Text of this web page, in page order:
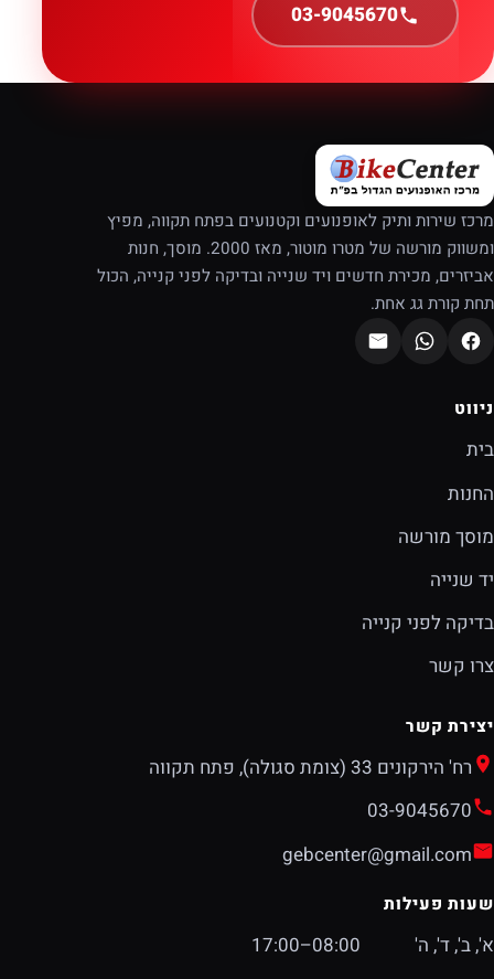
03-9045670
מרכז שירות ותיק לאופנועים וקטנועים בפתח תקווה, מפיץ
ומשווק מורשה של מטרו מוטור, מאז 2000. מוסך, חנות
אביזרים, מכירת חדשים ויד שנייה ובדיקה לפני קנייה, הכול
תחת קורת גג אחת.
ניווט
בית
החנות
מוסך מורשה
יד שנייה
בדיקה לפני קנייה
צרו קשר
יצירת קשר
רח' הירקונים 33 (צומת סגולה), פתח תקווה
03-9045670
gebcenter@gmail.com
שעות פעילות
א', ב', ד', ה'
08:00–17:00